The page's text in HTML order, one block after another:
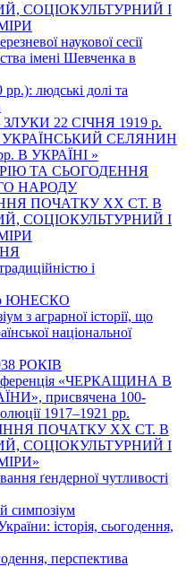
СОЦІОКУЛЬТУРНИЙ І
наукової сесії
імені Шевченка в
людські долі та
22 СІЧНЯ 1919 р.
СЕЛЯНИН
В УКРАЇНІ »
ТА СЬОГОДЕННЯ
НАРОДУ
ПОЧАТКУ ХХ СТ. В
СОЦІОКУЛЬТУРНИЙ І
і
ЮНЕСКО
з аграрної історії, що
національної
РОКІВ
«ЧЕРКАЩИНА В
присвячена 100-
1917–1921 рр.
ПОЧАТКУ ХХ СТ. В
СОЦІОКУЛЬТУРНИЙ І
ґендерної чутливості
симпозіум
історія, сьогодення,
перспектива